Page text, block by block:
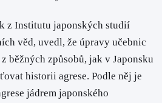
z Institutu japonských studií
věd, uvedl, že úpravy učebnic
běžných způsobů, jak v Japonsku
historii agrese. Podle něj je
jádrem japonského